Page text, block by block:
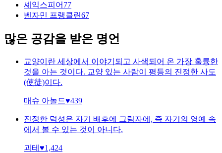
셰익스피어 77
벤자민 프랭클린67
많은 공감을 받은 명언
교양이란 세상에서 이야기되고 사색되어 온 가장 훌륭한
것을 아는 것이다. 교양 있는 사람이 평등의 진정한 사도
(使徒)이다.
매슈 아놀드♥439
진정한 덕성은 자기 배후에 그림자에, 즉 자기의 영예 속
에서 볼 수 있는 것이 아니다.
괴테 ♥1,424